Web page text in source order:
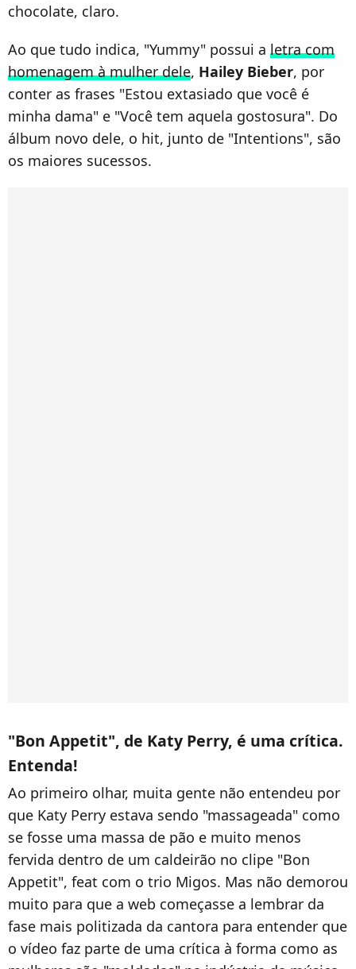
chocolate, claro.
Ao que tudo indica, "Yummy" possui a letra com
homenagem à mulher dele, Hailey Bieber, por
conter as frases "Estou extasiado que você é
minha dama" e "Você tem aquela gostosura". Do
álbum novo dele, o hit, junto de "Intentions", são
os maiores sucessos.
"Bon Appetit", de Katy Perry, é uma crítica.
Entenda!
Ao primeiro olhar, muita gente não entendeu por
que Katy Perry estava sendo "massageada" como
se fosse uma massa de pão e muito menos
fervida dentro de um caldeirão no clipe "Bon
Appetit", feat com o trio Migos. Mas não demorou
muito para que a web começasse a lembrar da
fase mais politizada da cantora para entender que
o vídeo faz parte de uma crítica à forma como as